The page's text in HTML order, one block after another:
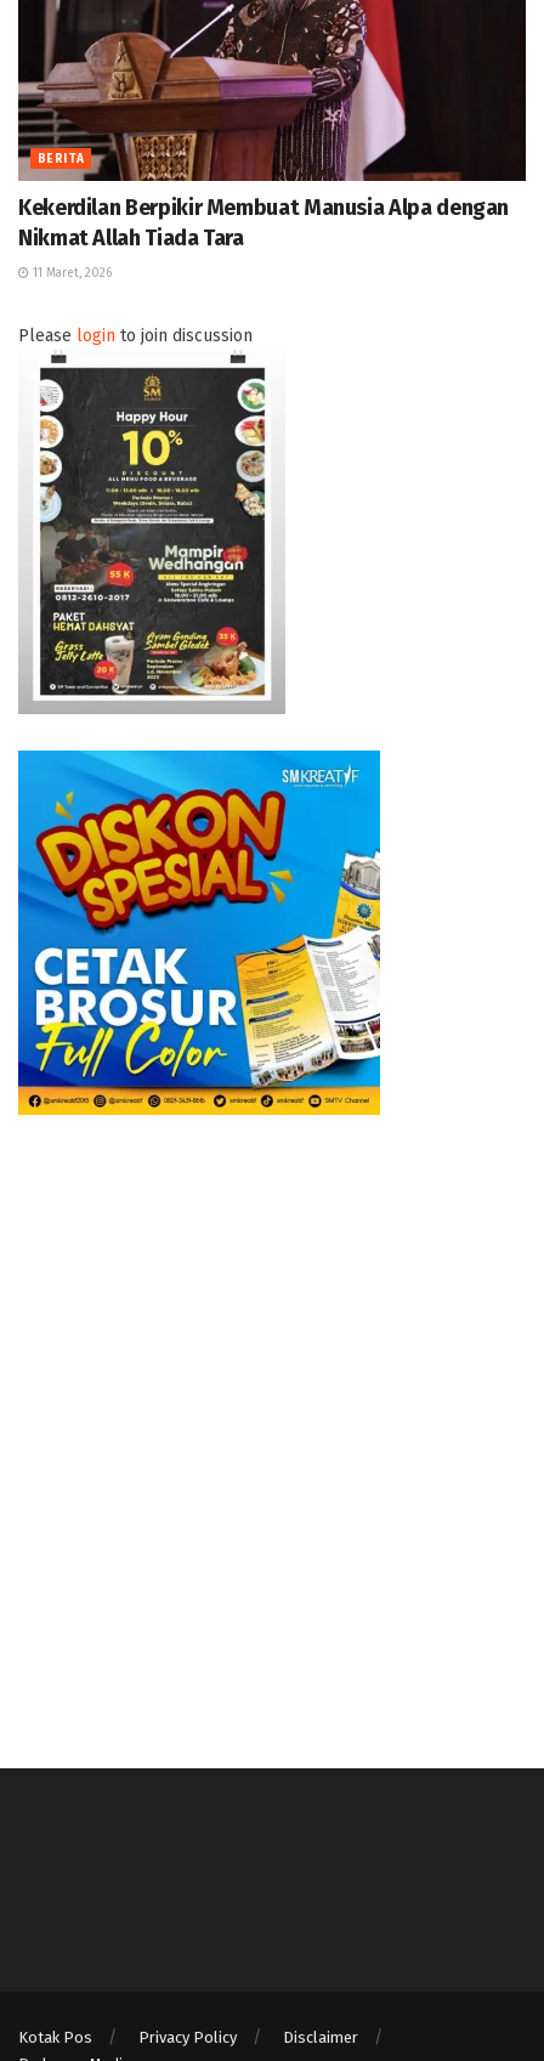
BERITA
Kekerdilan Berpikir Membuat Manusia Alpa dengan
Nikmat Allah Tiada Tara
11 Maret, 2026
Please login to join discussion
Kotak Pos Privacy Policy
Disclaimer